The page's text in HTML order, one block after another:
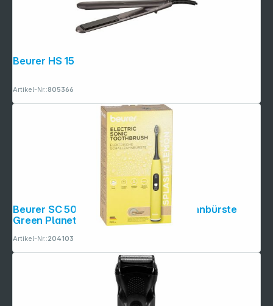
Beurer HS 15 Style Pro
Artikel-Nr.:805366
Beurer SC 50 splashy lemon Schallzahnbürste
Green Planet
Artikel-Nr.:204103